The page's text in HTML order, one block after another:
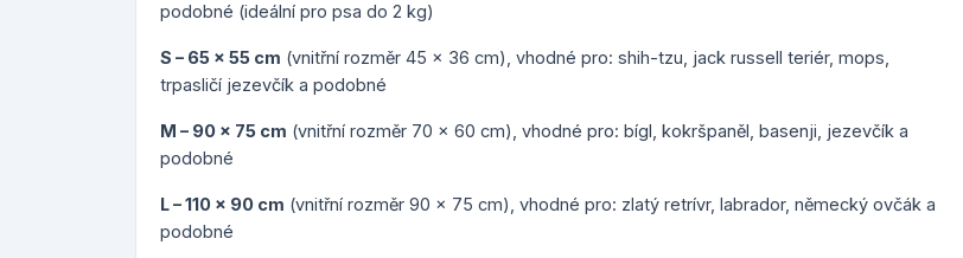
podobné (ideální pro psa do 2 kg)
S – 65 x 55 cm (vnitřní rozměr 45 x 36 cm), vhodné pro: shih-tzu, jack russell teriér, mops,
trpasličí jezevčík a podobné
M – 90 x 75 cm (vnitřní rozměr 70 x 60 cm), vhodné pro: bígl, kokršpaněl, basenji, jezevčík a
podobné
L – 110 x 90 cm (vnitřní rozměr 90 x 75 cm), vhodné pro: zlatý retrívr, labrador, německý ovčák a
podobné